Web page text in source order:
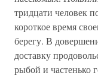
тридцати человек
короткое время
берегу. В
доставку
рыбой и частенько